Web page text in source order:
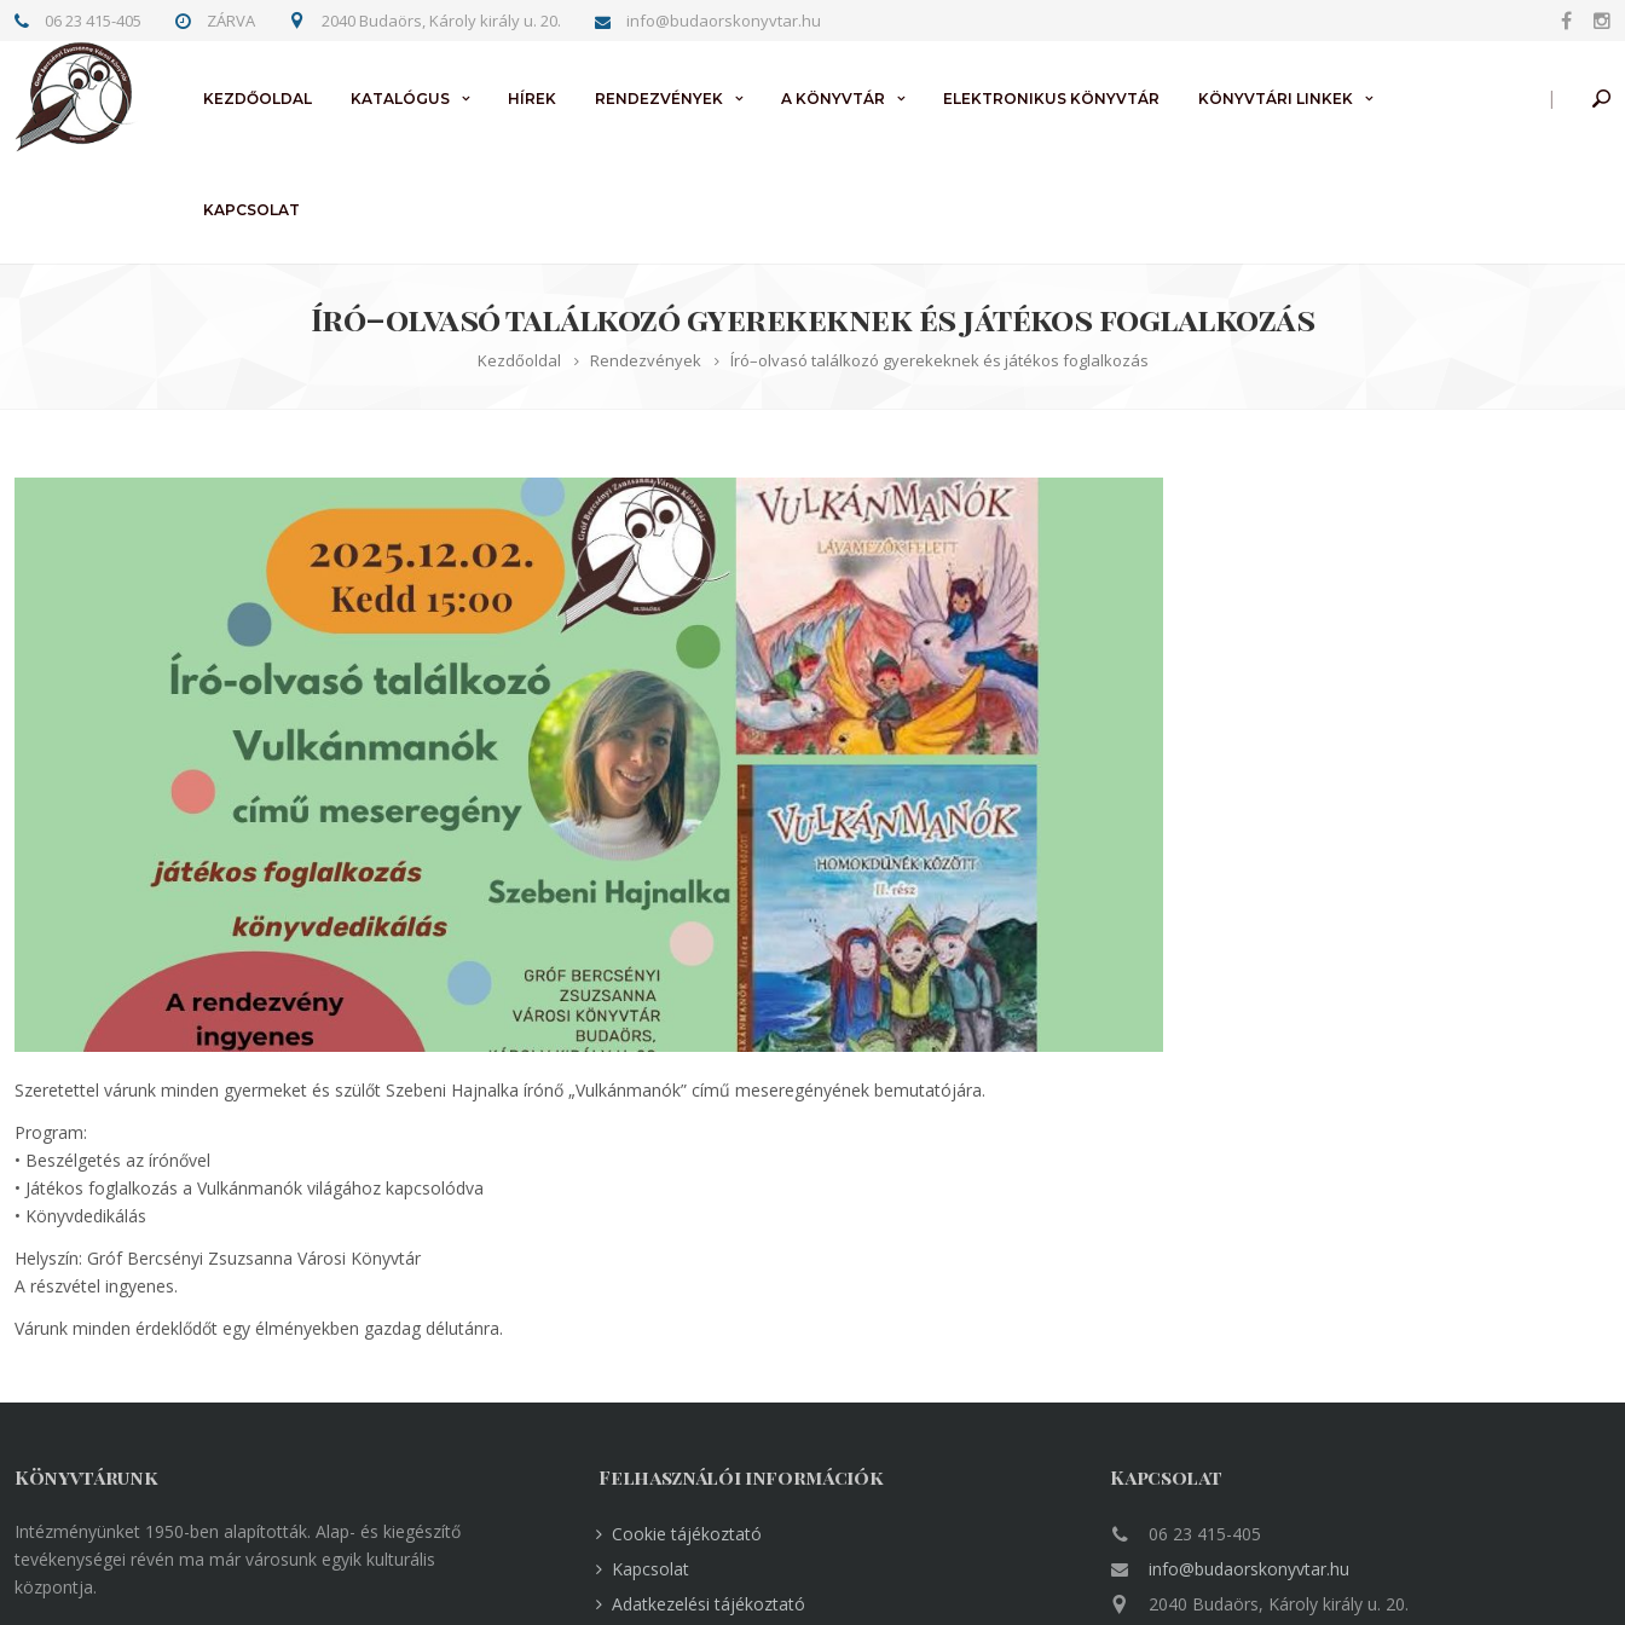
info@budaorskonyvtar.hu
2040 Budaörs, Károly király u. 20.
ZÁRVA
06 23 415-405
|
KEZDŐOLDAL KATALÓGUS HÍREK RENDEZVÉNYEK A KÖNYVTÁR ELEKTRONIKUS KÖNYVTÁR KÖNYVTÁRI LINKEK
KAPCSOLAT
Író–olvasó találkozó gyerekeknek és játékos foglalkozás
Kezdőoldal Rendezvények Író–olvasó találkozó gyerekeknek és játékos foglalkozás
Szeretettel várunk minden gyermeket és szülőt Szebeni Hajnalka írónő „Vulkánmanók” című meseregényének bemutatójára.
Program:
• Beszélgetés az írónővel
• Játékos foglalkozás a Vulkánmanók világához kapcsolódva
• Könyvdedikálás
Helyszín: Gróf Bercsényi Zsuzsanna Városi Könyvtár
A részvétel ingyenes.
Várunk minden érdeklődőt egy élményekben gazdag délutánra.
Könyvtárunk
Intézményünket 1950-ben alapították. Alap- és kiegészítő
tevékenységei révén ma már városunk egyik kulturális
központja.
Felhasználói információk
Cookie tájékoztató
Kapcsolat
Adatkezelési tájékoztató
Kapcsolat
06 23 415-405
info@budaorskonyvtar.hu
2040 Budaörs, Károly király u. 20.